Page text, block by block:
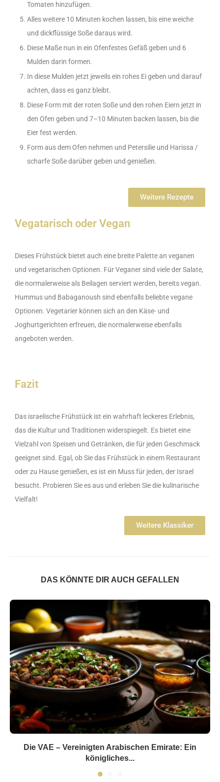
Tomaten hinzufügen.
Alles weitere 10 Minuten kochen lassen, bis eine weiche
und dickflüssige Soße daraus wird.
Diese Maße nun in ein Ofenfestes Gefäß geben und 6
Mulden darin formen.
In diese Mulden jetzt jeweils ein rohes Ei geben und darauf
achten, dass es ganz bleibt.
Diese Form mit der roten Soße und den rohen Eiern jetzt in
den Ofen geben und 7–10 Minuten backen lassen, bis die
Eier fest werden.
Form aus dem Ofen nehmen und Petersilie und Harissa /
scharfe Soße darüber geben und genießen.
Weitere Rezepte
Vegatarisch oder Vegan
Dieses Frühstück bietet auch eine breite Palette an veganen
und vegetarischen Optionen. Für Veganer sind viele der Salate,
die normalerweise als Beilagen serviert werden, bereits vegan.
Hummus und Babaganoush sind ebenfalls beliebte vegane
Optionen. Vegetarier können sich an den Käse- und
Joghurtgerichten erfreuen, die normalerweise ebenfalls
angeboten werden.
Fazit
Das israelische Frühstück ist ein wahrhaft leckeres Erlebnis,
das die Kultur und Traditionen widerspiegelt. Es bietet eine
Vielzahl von Speisen und Getränken, die für jeden Geschmack
geeignet sind. Egal, ob Sie das Frühstück in einem Restaurant
oder zu Hause genießen, es ist ein Muss für jeden, der Israel
besucht. Probieren Sie es aus und erleben Sie die kulinarische
Vielfalt!
Weitere Klassiker
DAS KÖNNTE DIR AUCH GEFALLEN
Die VAE – Vereinigten Arabischen Emirate: Ein
königliches...